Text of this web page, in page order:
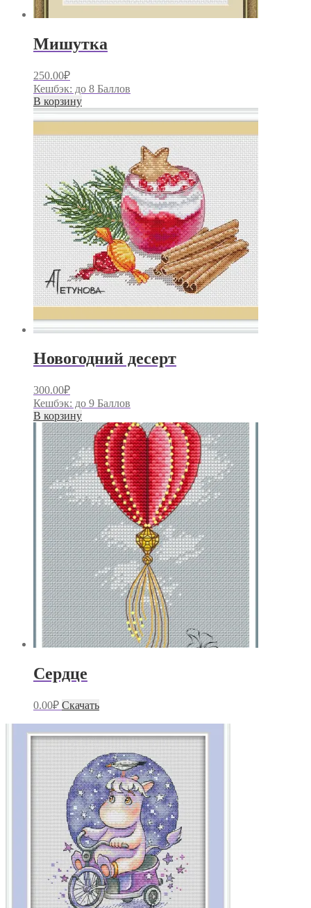
Мишутка
250.00₽
Кешбэк: до 8 Баллов
В корзину
Новогодний десерт
300.00₽
Кешбэк: до 9 Баллов
В корзину
Сердце
0.00₽ Скачать